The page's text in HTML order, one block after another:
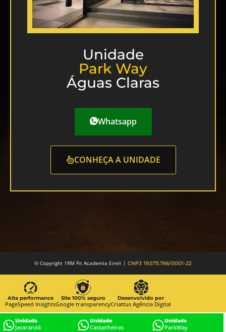
Unidade
Park Way
Águas Claras
Whatsapp
CONHEÇA A UNIDADE
© Copyright 1RM Fit Academia Eireli | CNPJ: 19.575.766/0001-22
Alta performance
PageSpeed Insights
Site 100% seguro
Google transparency
Desenvolvido por
Criattus Agência Digital
Unidade
Jacarandá
Unidade
Castanheiras
Unidade
ParkWay